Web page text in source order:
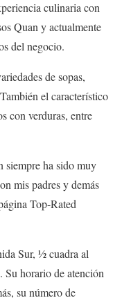
culinaria con
Quan y actualmente
del negocio.
de sopas,
el característico
con verduras, entre
siempre ha sido muy
mis padres y demás
Top-Rated
Sur, ½ cuadra al
horario de atención
su número de